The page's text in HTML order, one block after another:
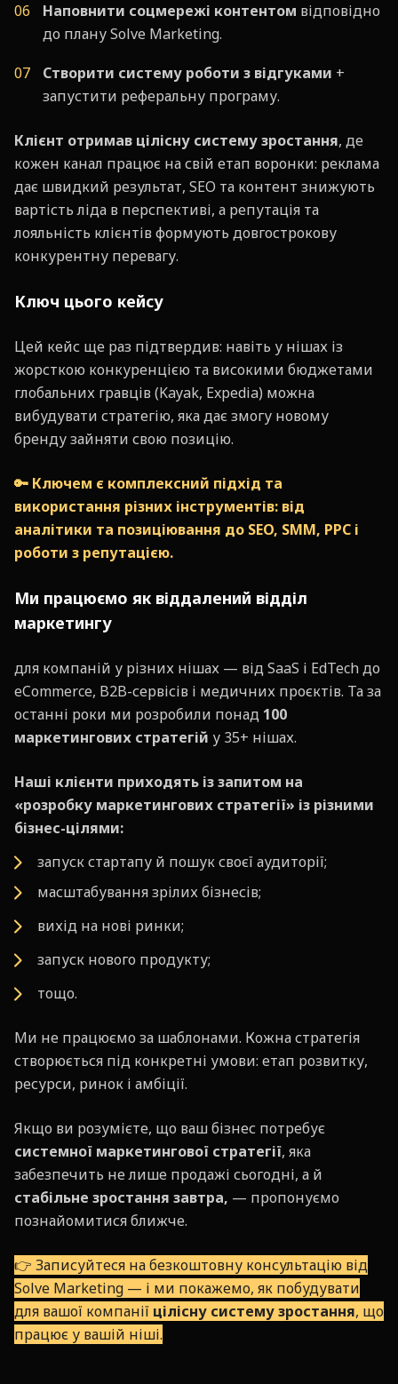
Наповнити соцмережі контентом відповідно
до плану Solve Marketing.
Створити систему роботи з відгуками +
запустити реферальну програму.
Клієнт отримав цілісну систему зростання, де
кожен канал працює на свій етап воронки: реклама
дає швидкий результат, SEO та контент знижують
вартість ліда в перспективі, а репутація та
лояльність клієнтів формують довгострокову
конкурентну перевагу.
Ключ цього кейсу
Цей кейс ще раз підтвердив: навіть у нішах із
жорсткою конкуренцією та високими бюджетами
глобальних гравців (Kayak, Expedia) можна
вибудувати стратегію, яка дає змогу новому
бренду зайняти свою позицію.
🔑 Ключем є комплексний підхід та
використання різних інструментів: від
аналітики та позиціювання до SEO, SMM, PPC і
роботи з репутацією.
Ми працюємо як віддалений відділ
маркетингу
для компаній у різних нішах — від SaaS і EdTech до
eCommerce, B2B-сервісів і медичних проєктів. Та за
останні роки ми розробили понад 100
маркетингових стратегій у 35+ нішах.
Наші клієнти приходять із запитом на
«розробку маркетингових стратегії» із різними
бізнес-цілями:
запуск стартапу й пошук своєї аудиторії;
масштабування зрілих бізнесів;
вихід на нові ринки;
запуск нового продукту;
тощо.
Ми не працюємо за шаблонами. Кожна стратегія
створюється під конкретні умови: етап розвитку,
ресурси, ринок і амбіції.
Якщо ви розумієте, що ваш бізнес потребує
системної маркетингової стратегії, яка
забезпечить не лише продажі сьогодні, а й
стабільне зростання завтра, — пропонуємо
познайомитися ближче.
👉 Записуйтеся на безкоштовну консультацію від
Solve Marketing — і ми покажемо, як побудувати
для вашої компанії цілісну систему зростання, що
працює у вашій ніші.